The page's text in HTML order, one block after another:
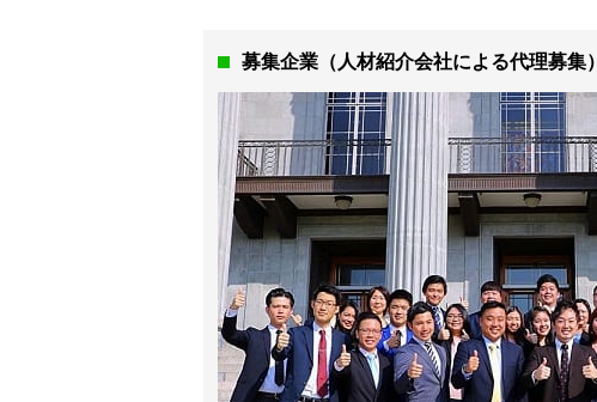
募集企業（人材紹介会社による代理募集）